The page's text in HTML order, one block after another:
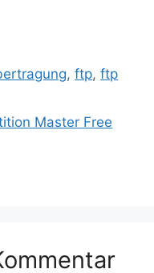
,ftp,ftp
Master Free